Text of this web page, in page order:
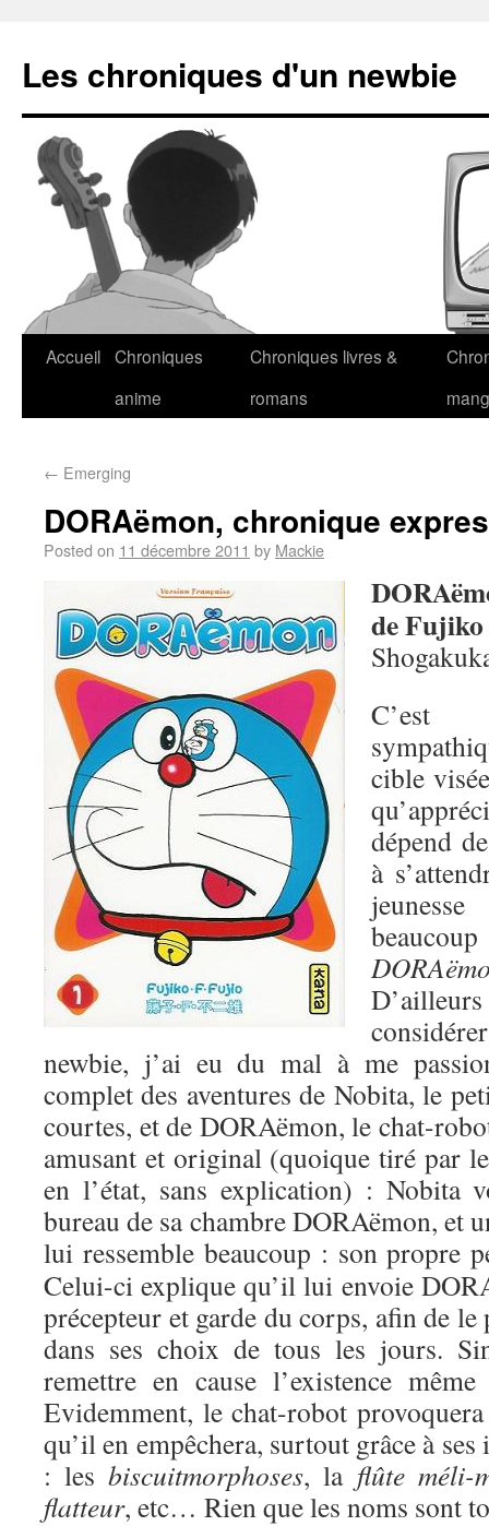
Les chroniques d'un newbie
Accueil Chroniques
anime
Chroniques livres &
romans
← Emerging
DORAëmon, chronique
Posted on 11 décembre 2011 by Mackie
de
C’est
cible
dépend
à
newbie, j’ai eu du mal à me
complet des aventures de Nobita, le
courtes, et de DORAëmon, le chat-
amusant et original (quoique tiré par
en l’état, sans explication) :
bureau de sa chambre DORAëmon, et
lui ressemble beaucoup : son propre
Celui-ci explique qu’il lui envoie
précepteur et garde du corps, afin de
dans ses choix de tous les jours.
remettre en cause l’existence
Evidemment, le chat-robot
qu’il en empêchera, surtout grâce à
: lesbiscuitmorphoses, la flûte méli-
flatteur, etc… Rien que les noms sont